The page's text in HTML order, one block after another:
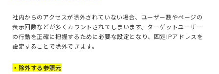
社内からのアクセスが除外されていない場合、ユーザー数やページの
表示回数などが多くカウントされてしまいます。ターゲットユーザー
の行動を正確に把握するために必要な設定となり、固定IPアドレスを
設定することで除外できます。
・除外する参照元